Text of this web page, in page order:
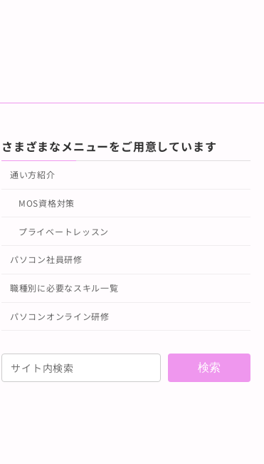
さまざまなメニューをご用意しています
通い方紹介
MOS資格対策
プライベートレッスン
パソコン社員研修
職種別に必要なスキル一覧
パソコンオンライン研修
検索